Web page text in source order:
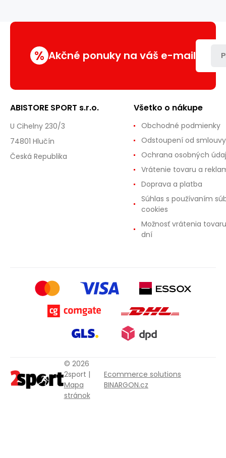
% Akčné ponuky na váš e-mail
ABISTORE SPORT s.r.o.
U Cihelny 230/3
74801 Hlučín
Česká Republika
Všetko o nákupe
Obchodné podmienky
Odstoupení od smlouvy
Ochrana osobných
Vrátenie tovaru a
Doprava a platba
Súhlas s používaním
cookies
Možnosť vrátenia
dní
© 2026
2sport |
Mapa
stránok
Ecommerce solutions
BINARGON.cz